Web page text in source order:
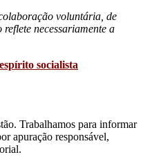
voluntária, de
necessariamente a
socialista
Trabalhamos para informar
apuração responsável,